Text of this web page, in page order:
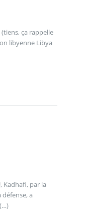
ça rappelle
libyenne Libya
Kadhafi, par la
a